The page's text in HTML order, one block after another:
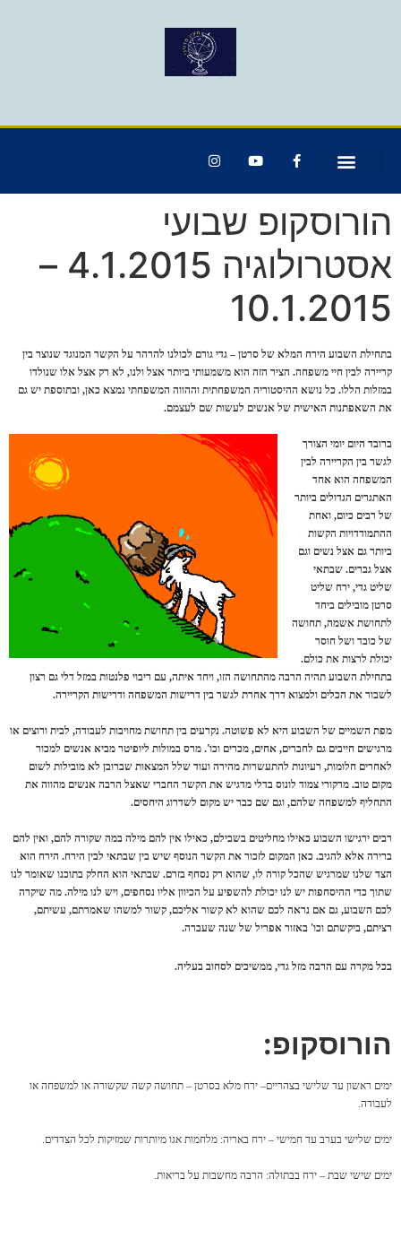
הורוסקופ שבועי
אסטרולוגיה 4.1.2015 –
10.1.2015
בתחילת השבוע הירח המלא של סרטן – גדי גורם לכולנו להרהר על הקשר המנוגד שנוצר בין
קריירה לבין חיי משפחה. הציר הזה הוא משמעותי ביותר אצל ולנו, לא רק אצל אלו שנולדו
במזלות הללו. כל נושא ההיסטוריה המשפחתית וההווה המשפחתי נמצא כאן, ובתוספת יש גם
את השאפתנות האישית של אנשים לעשות שם לעצמם.
ברובד היום יומי הצורך
לגשר בין הקריירה לבין
המשפחה הוא אחד
האתגרים הגדולים ביותר
של רבים כיום, ואחת
ההתמודדויות הקשות
ביותר גם אצל נשים וגם
אצל גברים. שבתאי
שליט גדי, ירח שליט
סרטן מובילים ביחד
לתחושת אשמה, תחושה
של כובד ושל חוסר
יכולת לרצות את כולם.
בתחילת השבוע תהיה הרבה מהתחושה הזו, ויחד איתה, עם ריבוי פלנטות במזל דלי גם רצון
לשבור את הכלים ולמצוא דרך אחרת לגשר בין דרישות המשפחה ודרישות הקריירה.
מפת השמיים של השבוע היא לא פשוטה. נקרעים בין תחושת מחויבות לעבודה, לבית ורוצים או
מרגישים חייבים גם לחברים, אחים, מכרים וכו'. מרס במולות ליופיטר מביא אנשים למכור
לאחרים חלומות, רעיונות להתעשרות מהירה ועוד שלל המצאות שברובן לא מובילות לשום
מקום טוב. מרקורי צמוד לונוס בדלי מדגיש את הקשר החברי שאצל הרבה אנשים מהווה את
התחליף למשפחה שלהם, וגם שם כבר יש מקום לשדרוג היחסים.
רבים ירגישו השבוע כאילו מחליטים בשבילם, כאילו אין להם מילה במה שקורה להם, ואין להם
ברירה אלא להגיב. כאן המקום לזכור את הקשר הנוסף שיש בין שבתאי לבין הירח. הירח הוא
הצד שלנו שמרגיש שהכל קורה לו, שהוא רק נסחף בזרם. שבתאי הוא החלק בתוכנו שאומר לנו
שתוך כדי ההיסחפות יש לנו יכולת להשפיע על הכיוון אליו נסחפים, ויש לנו מילה. מה שיקרה
לכם השבוע, גם אם נראה לכם שהוא לא קשור אליכם, קשור למשהו שאמרתם, עשיתם,
רציתם, ביקשתם וכו' באזור אפריל של שנה שעברה.
בכל מקרה עם הרבה מזל גדי, ממשיכים לסחוב בעליה.
הורוסקופ:
ימים ראשון עד שלישי בצהריים– ירח מלא בסרטן – תחושה קשה שקשורה או למשפחה או
לעבודה.
ימים שלישי בערב עד חמישי – ירח באריה: מלחמות אגו מיותרות שמזיקות לכל הצדדים.
ימים שישי שבת – ירח בבתולה: הרבה מחשבות על בריאות.